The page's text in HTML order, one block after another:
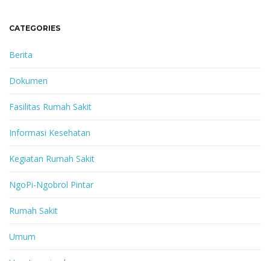
CATEGORIES
Berita
Dokumen
Fasilitas Rumah Sakit
Informasi Kesehatan
Kegiatan Rumah Sakit
NgoPi-Ngobrol Pintar
Rumah Sakit
Umum